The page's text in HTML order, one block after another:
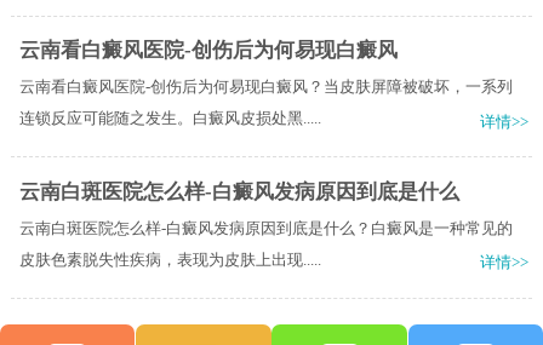
云南看白癜风医院-创伤后为何易现白癜风
云南看白癜风医院-创伤后为何易现白癜风？当皮肤屏障被破坏，一系列
连锁反应可能随之发生。白癜风皮损处黑.....
详情>>
云南白斑医院怎么样-白癜风发病原因到底是什么
云南白斑医院怎么样-白癜风发病原因到底是什么？白癜风是一种常见的
皮肤色素脱失性疾病，表现为皮肤上出现.....
详情>>